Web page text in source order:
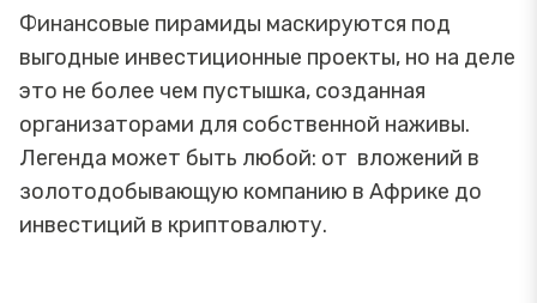
Финансовые пирамиды маскируются под
выгодные инвестиционные проекты, но на деле
это не более чем пустышка, созданная
организаторами для собственной наживы.
Легенда может быть любой: от вложений в
золотодобывающую компанию в Африке до
инвестиций в криптовалюту.